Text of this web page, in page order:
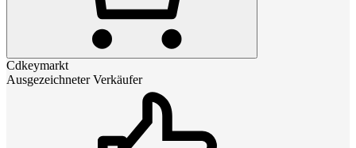
Cdkeymarkt
Ausgezeichneter Verkäufer